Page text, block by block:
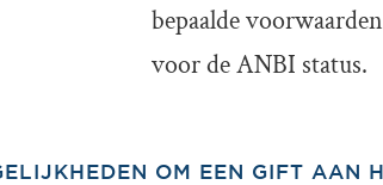
bepaalde
voor de ANBI status.
OM EEN GIFT AAN